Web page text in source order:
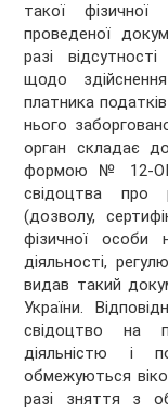
такої
проведеної
разі
щодо
платника
нього
орган складає
формою № 12-
свідоцтва про
(дозволу,
фізичної особи
діяльності,
видав такий
України.
свідоцтво на
діяльністю і
обмежуються
разі зняття з